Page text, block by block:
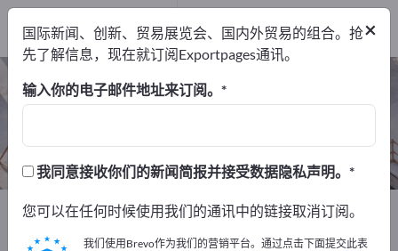
洗手间设施 – 查找制造商和供应商
16 16
出口商16
制造商 16
Exportpages 公司设备/机构家具
机场设施
洗手间设施
×
国际新闻、创新、贸易展览会、国内外贸易的组合。抢
先了解信息，现在就订阅Exportpages通讯。
输入你的电子邮件地址来订阅。
我同意接收你们的新闻简报并接受数据隐私声明。
您可以在任何时候使用我们的通讯中的链接取消订阅。
我们使用Brevo作为我们的营销平台。通过点击下面提交此表